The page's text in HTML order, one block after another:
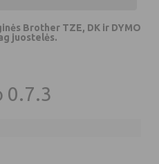
Brother TZE, DK ir DYMO
juostelės.
0.7.3